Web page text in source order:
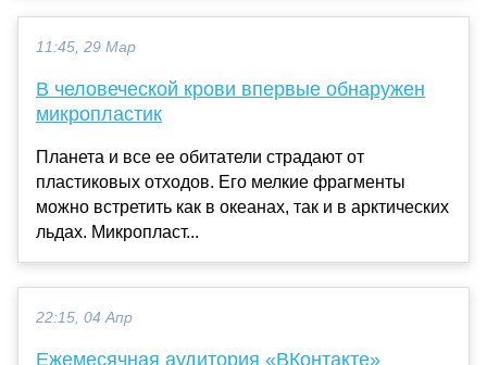
11:45, 29 Мар
В человеческой крови впервые обнаружен
микропластик
Планета и все ее обитатели страдают от
пластиковых отходов. Его мелкие фрагменты
можно встретить как в океанах, так и в арктических
льдах. Микропласт...
22:15, 04 Апр
Ежемесячная аудитория «ВКонтакте»